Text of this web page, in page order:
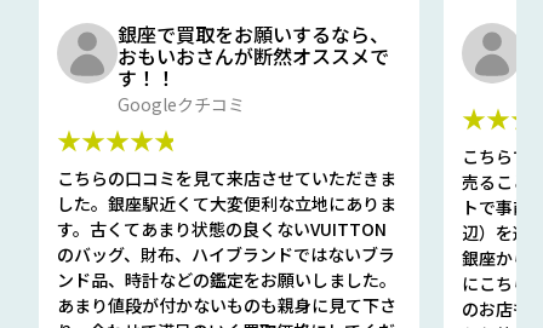
銀座で買取をお願いするなら、
おもいおさんが断然オススメで
す！！
Googleクチコミ
★★★★★
こちらの口コミを見て来店させていただきま
した。銀座駅近くて大変便利な立地にありま
す。古くてあまり状態の良くないVUITTON
のバッグ、財布、ハイブランドではないブラ
ンド品、時計などの鑑定をお願いしました。
あまり値段が付かないものも親身に見て下さ
こちらで
売ること
トで事前
辺）を選
銀座から
にこちら
のお店も